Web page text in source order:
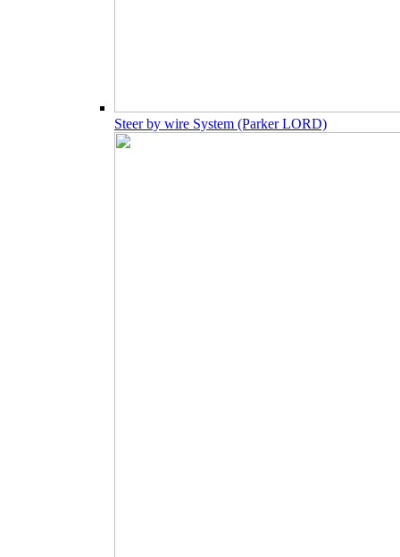
Steer by wire System (Parker LORD)